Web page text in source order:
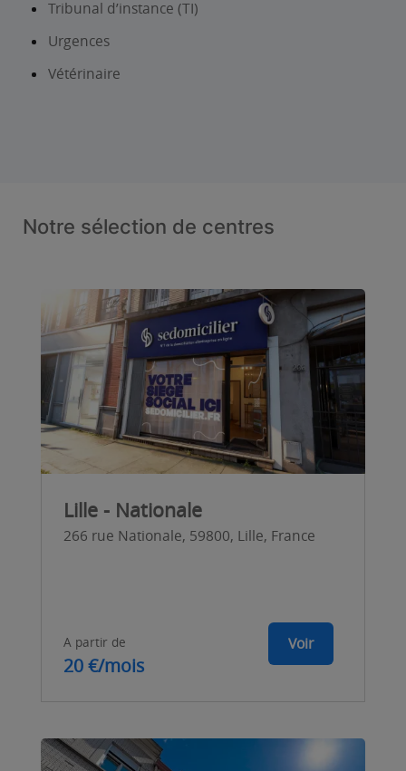
Tribunal d’instance (TI)
Urgences
Vétérinaire
Notre sélection de centres
Lille - Nationale
266 rue Nationale, 59800, Lille, France
A partir de
20 €/mois
Voir